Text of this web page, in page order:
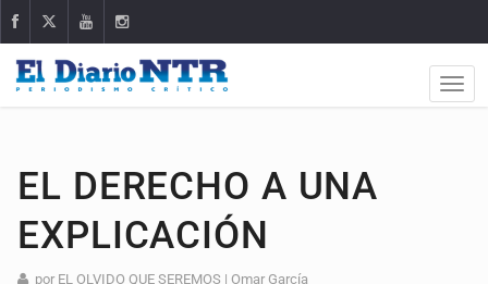
EL DERECHO A UNA
EXPLICACIÓN
por EL OLVIDO QUE SEREMOS | Omar García